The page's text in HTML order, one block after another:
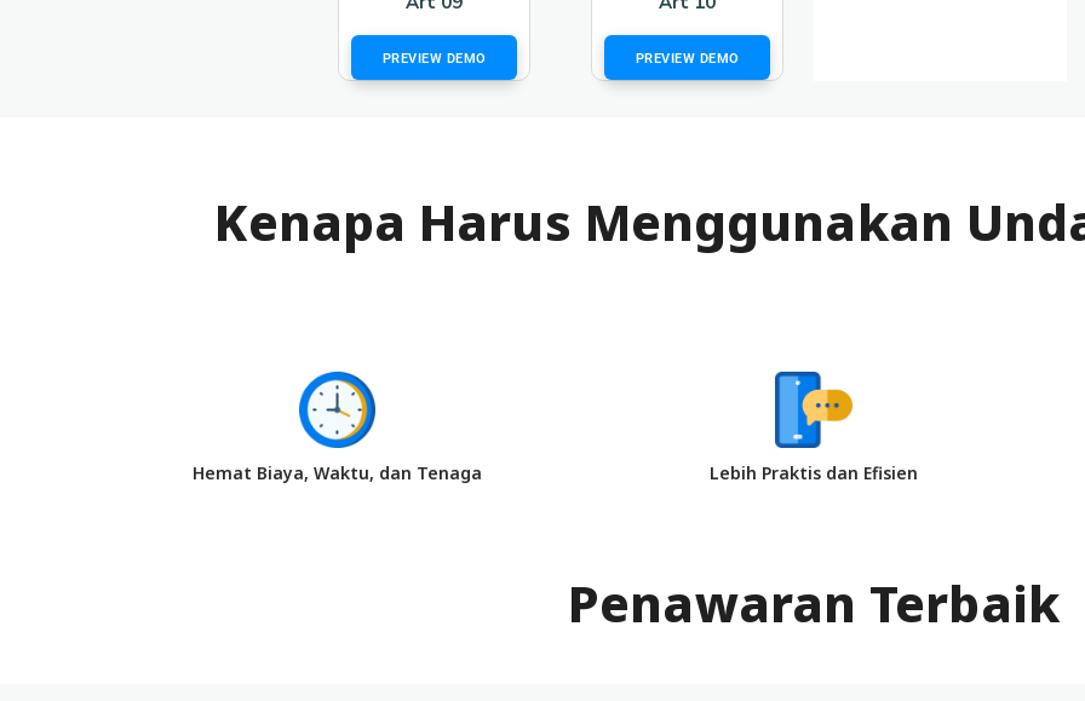
PREVIEW DEMO PREVIEW DEMO
Kenapa Harus Menggunakan
Hemat Biaya, Waktu, dan Tenaga Lebih Praktis dan Efisien
Penawaran Terbaik